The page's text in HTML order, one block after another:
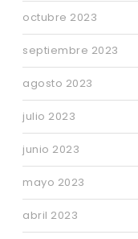
octubre 2023
septiembre 2023
agosto 2023
julio 2023
junio 2023
mayo 2023
abril 2023